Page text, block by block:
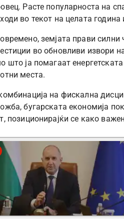
Расте популарноста на
во текот на целата
земјата прави
во обновливи извори
што ја помагаат
места.
на фискална
бугарската економија
позиционирајќи се како